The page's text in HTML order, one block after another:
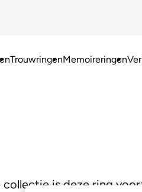
TrouwringenMemoireringen
is deze ring